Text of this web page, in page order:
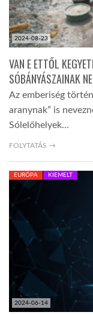
2024-08-23
VAN E ETTŐL
SÓBÁNYÁSZAINAK
Az emberiség
aranynak” is
Sólelőhelyek…
FOLYTATÁS →
2024-06-14
EURÓPA KIEMELT